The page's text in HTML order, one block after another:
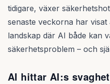
tidigare, växer
senaste veckorna har
landskap där AI både kan
säkerhetsproblem – och
AI hittar AI:s